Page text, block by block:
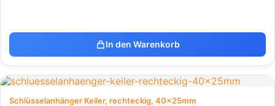
In den Warenkorb
Schlüsselanhänger Keiler, rechteckig, 40x25mm